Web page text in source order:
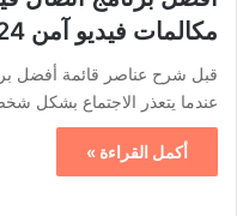
مكالمات فيديو آمن 2024
قبل شرح عناصر قائمة أفضل
عندما يتعذر الاجتماع بشكل
أكمل القراءة »